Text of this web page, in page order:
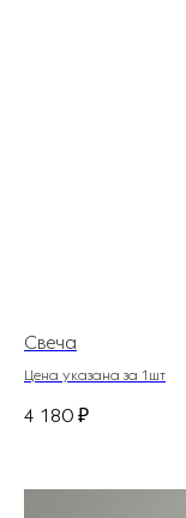
Свеча
Цена указана за 1шт
4 180 ₽